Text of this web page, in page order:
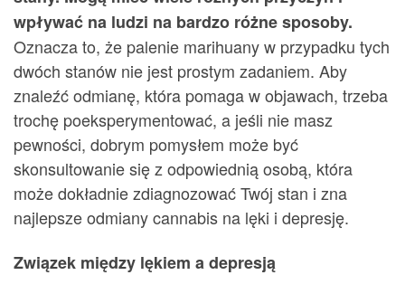
wpływać na ludzi na bardzo różne sposoby.
Oznacza to, że palenie marihuany w przypadku tych
dwóch stanów nie jest prostym zadaniem. Aby
znaleźć odmianę, która pomaga w objawach, trzeba
trochę poeksperymentować, a jeśli nie masz
pewności, dobrym pomysłem może być
skonsultowanie się z odpowiednią osobą, która
może dokładnie zdiagnozować Twój stan i zna
najlepsze odmiany cannabis na lęki i depresję.
Związek między lękiem a depresją